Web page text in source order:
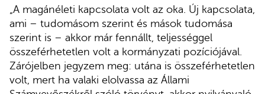
„A magánéleti kapcsolata volt az oka. Új kapcsolata,
ami – tudomásom szerint és mások tudomása
szerint is – akkor már fennállt, teljességgel
összeférhetetlen volt a kormányzati pozíciójával.
Zárójelben jegyzem meg: utána is összeférhetetlen
volt, mert ha valaki elolvassa az Állami